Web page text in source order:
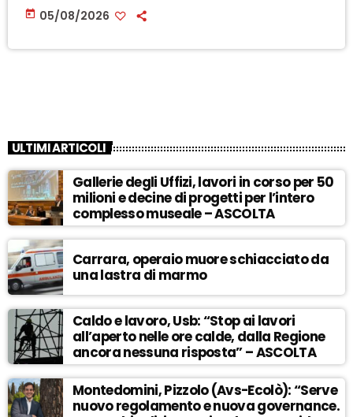
today 05/08/2026
ULTIMI ARTICOLI
Gallerie degli Uffizi, lavori in corso per 50
milioni e decine di progetti per l’intero
complesso museale – ASCOLTA
Carrara, operaio muore schiacciato da
una lastra di marmo
Caldo e lavoro, Usb: “Stop ai lavori
all’aperto nelle ore calde, dalla Regione
ancora nessuna risposta” – ASCOLTA
Montedomini, Pizzolo (Avs-Ecolò): “Serve
nuovo regolamento e nuova governance.